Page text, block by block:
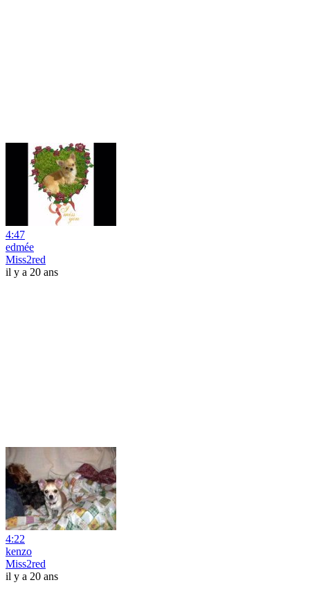
4:47
edmée
Miss2red
il y a 20 ans
4:22
kenzo
Miss2red
il y a 20 ans